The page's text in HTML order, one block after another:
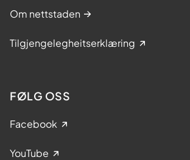
Om nettstaden
Tilgjengelegheitserklæring
FØLG OSS
Facebook
YouTube